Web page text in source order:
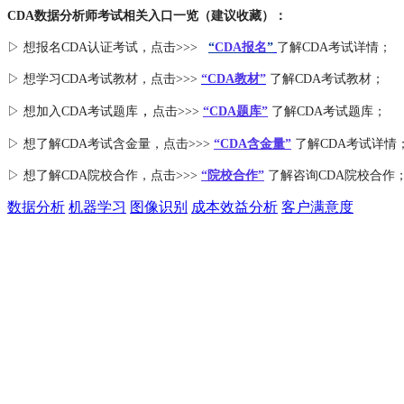
CDA数据分析师考试相关入口一览（建议收藏）：
▷ 想报名CDA认证考试，点击>>> “CDA报名” 了解CDA考试详情；
▷ 想学习CDA考试教材，点击>>> “CDA教材” 了解CDA考试教材；
▷ 想加入CDA考试题库 ， 点击>>> “CDA题库” 了解CDA考试题库；
▷ 想了解CDA考试含金量 ，点击>>> “CDA含金量” 了解CDA考试详情
▷ 想了解CDA院校合作 ，点击>>> “院校合作” 了解咨询CDA院校合作
数据分析 机器学习 图像识别 成本效益分析 客户满意度